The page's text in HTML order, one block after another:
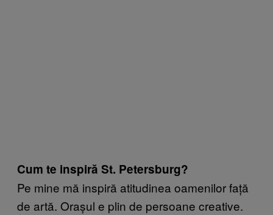
Cum te inspiră St. Petersburg?
Pe mine mă inspiră atitudinea oamenilor față
de artă. Orașul e plin de persoane creative.